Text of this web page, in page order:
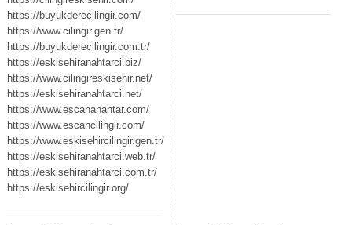
https://buyukderecilingir.com/
https://www.cilingir.gen.tr/
https://buyukderecilingir.com.tr/
https://eskisehiranahtarci.biz/
https://www.cilingireskisehir.net/
https://eskisehiranahtarci.net/
https://www.escananahtar.com/
https://www.escancilingir.com/
https://www.eskisehircilingir.gen.tr/
https://eskisehiranahtarci.web.tr/
https://eskisehiranahtarci.com.tr/
https://eskisehircilingir.org/